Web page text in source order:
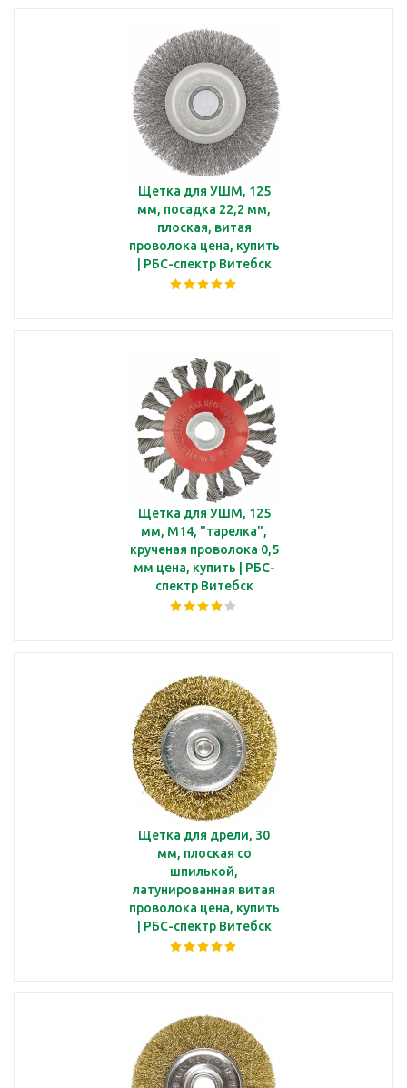
Щетка для УШМ, 125
мм, посадка 22,2 мм,
плоская, витая
проволока цена, купить
| РБС-спектр Витебск
Щетка для УШМ, 125
мм, М14, "тарелка",
крученая проволока 0,5
мм цена, купить | РБС-
спектр Витебск
Щетка для дрели, 30
мм, плоская со
шпилькой,
латунированная витая
проволока цена, купить
| РБС-спектр Витебск